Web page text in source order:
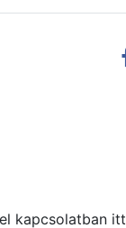
kapcsolatban itt